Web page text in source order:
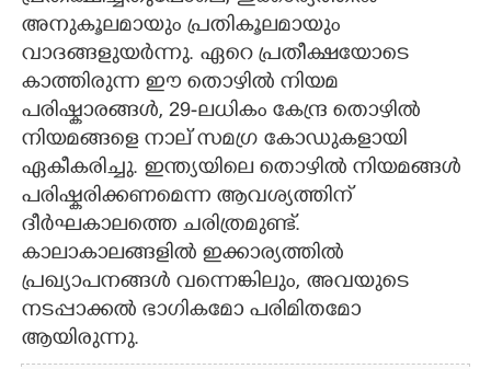
അനുകൂലമായും പ്രതികൂലമായും
വാദങ്ങളുയർന്നു. ഏറെ പ്രതീക്ഷയോടെ
കാത്തിരുന്ന ഈ തൊഴിൽ നിയമ
പരിഷ്കാരങ്ങൾ, 29-ലധികം കേന്ദ്ര തൊഴിൽ
നിയമങ്ങളെ നാല് സമഗ്ര കോഡുകളായി
ഏകീകരിച്ചു. ഇന്ത്യയിലെ തൊഴിൽ നിയമങ്ങൾ
പരിഷ്കരിക്കണമെന്ന ആവശ്യത്തിന്
ദീർഘകാലത്തെ ചരിത്രമുണ്ട്.
കാലാകാലങ്ങളിൽ ഇക്കാര്യത്തിൽ
പ്രഖ്യാപനങ്ങൾ വന്നെങ്കിലും, അവയുടെ
നടപ്പാക്കൽ ഭാഗികമോ പരിമിതമോ
ആയിരുന്നു.